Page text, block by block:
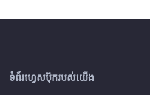
ទំព័រហ្វេសប៊ុករបស់យើង